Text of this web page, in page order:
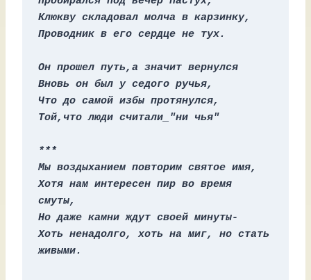
Клюкву складовал молча в карзинку,
Проводник в его сердце не тух.
Он прошел путь,а значит вернулся
Вновь он был у седого ручья,
Что до самой избы протянулся,
Той,что люди считали_"ни чья"
***
Мы воздыханием повторим святое имя,
Хотя нам интересен пир во время
смуты,
Но даже камни ждут своей минуты-
Хоть ненадолго, хоть на миг, но стать
живыми.